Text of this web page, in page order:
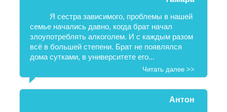
Я сестра зависимого, проблемы в нашей
семье начались давно, когда брат начал
злоупотреблять алкоголем. И с каждым разом
всё в большей степени. Брат не появлялся
дома сутками, в университете его...
Читать далее >>
Антон